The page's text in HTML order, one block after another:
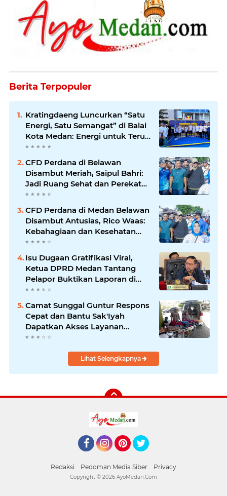
Berita Terpopuler
Kratingdaeng Luncurkan “Satu
Energi, Satu Semangat” di Balai
Kota Medan: Energi untuk Terus
Bergerak Maju
CFD Perdana di Belawan
Disambut Meriah, Saipul Bahri:
Jadi Ruang Sehat dan Perekat
Kebersamaan Warga Medan
CFD Perdana di Medan Belawan
Disambut Antusias, Rico Waas:
Kebahagiaan dan Kesehatan
Harus Hadir di Seluruh Penjuru
Isu Dugaan Gratifikasi Viral,
Ketua DPRD Medan Tantang
Pelapor Buktikan Laporan di
KPK dan Kejagung
Camat Sunggal Guntur Respons
Cepat dan Bantu Sak'Iyah
Dapatkan Akses Layanan
Kesehatan
Lihat Selengkapnya
Redaksi Pedoman Media Siber Privacy
Copyright © 2026 AyoMedan.Com